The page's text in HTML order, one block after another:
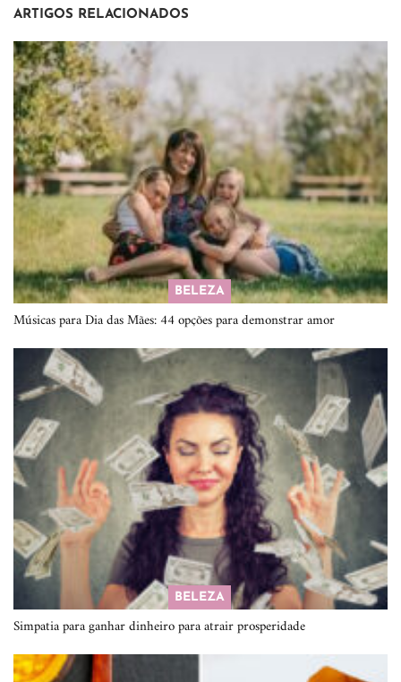
ARTIGOS RELACIONADOS
BELEZA
Músicas para Dia das Mães: 44 opções para demonstrar amor
BELEZA
Simpatia para ganhar dinheiro para atrair prosperidade